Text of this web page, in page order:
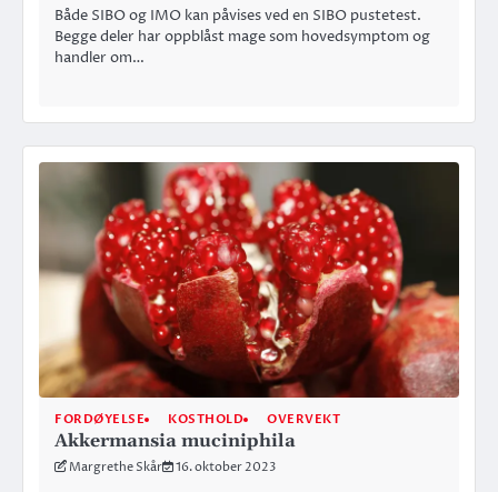
Både SIBO og IMO kan påvises ved en SIBO pustetest.
Begge deler har oppblåst mage som hovedsymptom og
handler om…
FORDØYELSE KOSTHOLD OVERVEKT
Akkermansia muciniphila
Margrethe Skår 16. oktober 2023